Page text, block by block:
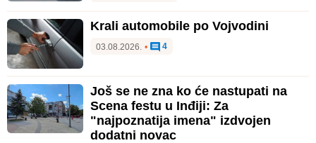
Krali automobile po Vojvodini
03.08.2026. • 4
Još se ne zna ko će nastupati na
Scena festu u Inđiji: Za
"najpoznatija imena" izdvojen
dodatni novac